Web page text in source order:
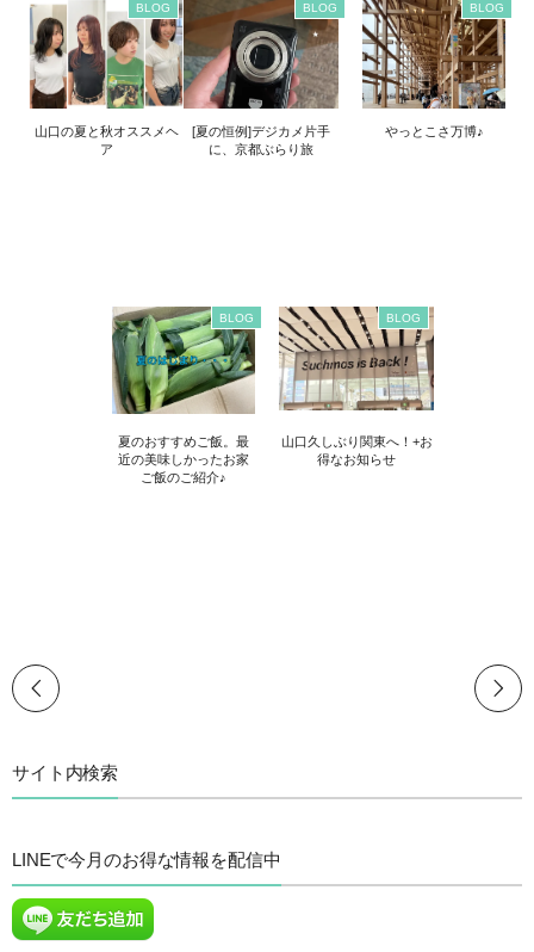
BLOG
山口の夏と秋オススメヘ
ア
BLOG
[夏の恒例]デジカメ片手
に、京都ぶらり旅
BLOG
やっとこさ万博♪
BLOG
夏のおすすめご飯。最
近の美味しかったお家
ご飯のご紹介♪
BLOG
山口久しぶり関東へ！+お
得なお知らせ
サイト内検索
LINEで今月のお得な情報を配信中